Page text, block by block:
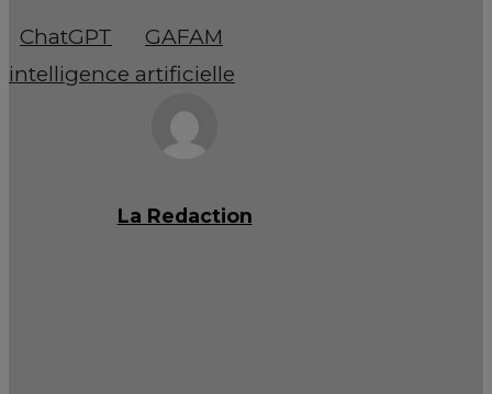
ChatGPT
GAFAM
intelligence artificielle
La Redaction